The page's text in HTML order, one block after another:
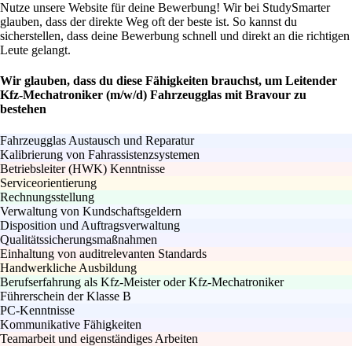
Nutze unsere Website für deine Bewerbung! Wir bei StudySmarter
glauben, dass der direkte Weg oft der beste ist. So kannst du
sicherstellen, dass deine Bewerbung schnell und direkt an die richtigen
Leute gelangt.
Wir glauben, dass du diese Fähigkeiten brauchst, um Leitender
Kfz-Mechatroniker (m/w/d) Fahrzeugglas mit Bravour zu
bestehen
Fahrzeugglas Austausch und Reparatur
Kalibrierung von Fahrassistenzsystemen
Betriebsleiter (HWK) Kenntnisse
Serviceorientierung
Rechnungsstellung
Verwaltung von Kundschaftsgeldern
Disposition und Auftragsverwaltung
Qualitätssicherungsmaßnahmen
Einhaltung von auditrelevanten Standards
Handwerkliche Ausbildung
Berufserfahrung als Kfz-Meister oder Kfz-Mechatroniker
Führerschein der Klasse B
PC-Kenntnisse
Kommunikative Fähigkeiten
Teamarbeit und eigenständiges Arbeiten